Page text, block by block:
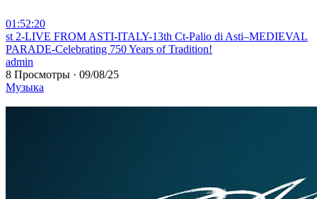
01:52:20
⁣st 2-LIVE FROM ASTI-ITALY-13th Ct-Palio di Asti–MEDIEVAL
PARADE-Celebrating 750 Years of Tradition!
admin
8 Просмотры · 09/08/25
Музыка